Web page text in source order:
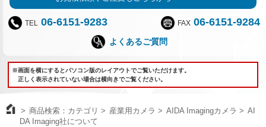
TEL 06-6151-9283 FAX 06-6151-9284
よくあるご質問
※画面を横にするとパソコン版のレイアウトでご覧いただけます。
正しく表示されていない場合は横向きでご覧ください。
商品検索：カテゴリ 産業用カメラ AIDA Imagingカメラ
AI
DA Imaging社について